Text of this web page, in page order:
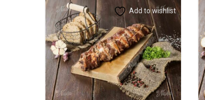
Add to wishlist